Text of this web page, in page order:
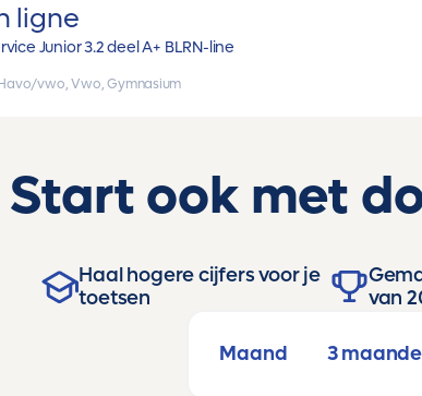
ligne
Junior 3.2 deel A+ BLRN-line
vwo, Vwo, Gymnasium
Start ook met
Haal hogere cijfers voor je
toetsen
van
Maand 3